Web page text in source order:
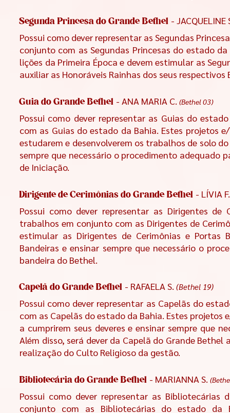
Segunda Princesa do Grande Bethel - JACQUELINE
Possui como dever representar as Segundas
conjunto com as Segundas Princesas do estado
lições da Primeira Época e devem estimular as
auxiliar as Honoráveis Rainhas dos seus
Guia do Grande Bethel - ANA MARIA C. (Bethel 03)
Possui como dever representar as Guias do
com as Guias do estado da Bahia. Estes projetos
estudarem e desenvolverem os trabalhos de solo
sempre que necessário o procedimento
de Iniciação.
Dirigente de Cerimônias do Grande Bethel - LÍVIA
Possui como dever representar as Dirigentes
trabalhos em conjunto com as Dirigentes de
estimular as Dirigentes de Cerimônias e
Bandeiras e ensinar sempre que necessário o
bandeira do Bethel.
Capelã do Grande Bethel - RAFAELA S. (Bethel 19)
Possui como dever representar as Capelãs do
com as Capelãs do estado da Bahia. Estes
a cumprirem seus deveres e ensinar sempre que
Além disso, será dever da Capelã do Grande
realização do Culto Religioso da gestão.
Bibliotecária do Grande Bethel - MARIANNA S.
Possui como dever representar as
conjunto com as Bibliotecárias do estado da